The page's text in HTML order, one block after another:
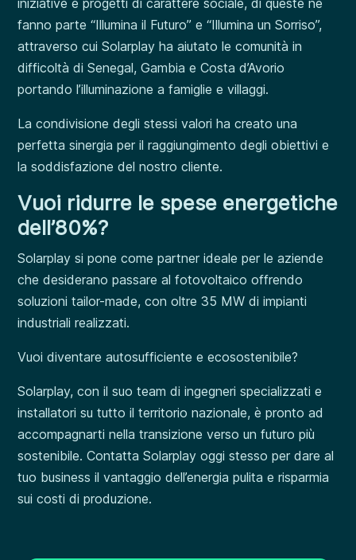
fanno parte “Illumina il Futuro” e “Illumina un Sorriso”,
attraverso cui Solarplay ha aiutato le comunità in
difficoltà di Senegal, Gambia e Costa d’Avorio
portando l’illuminazione a famiglie e villaggi.
La condivisione degli stessi valori ha creato una
perfetta sinergia per il raggiungimento degli obiettivi e
la soddisfazione del nostro cliente.
Vuoi ridurre le spese energetiche
dell’80%?
Solarplay si pone come partner ideale per le aziende
che desiderano passare al fotovoltaico offrendo
soluzioni tailor-made, con oltre 35 MW di impianti
industriali realizzati.
Vuoi diventare autosufficiente e ecosostenibile?
Solarplay, con il suo team di ingegneri specializzati e
installatori su tutto il territorio nazionale, è pronto ad
accompagnarti nella transizione verso un futuro più
sostenibile. Contatta Solarplay oggi stesso per dare al
tuo business il vantaggio dell’energia pulita e risparmia
sui costi di produzione.